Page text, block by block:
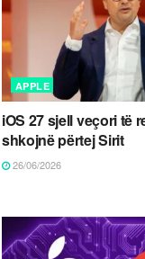
APPLE
iOS 27 sjell veçori të
shkojnë përtej Sirit
26/06/2026